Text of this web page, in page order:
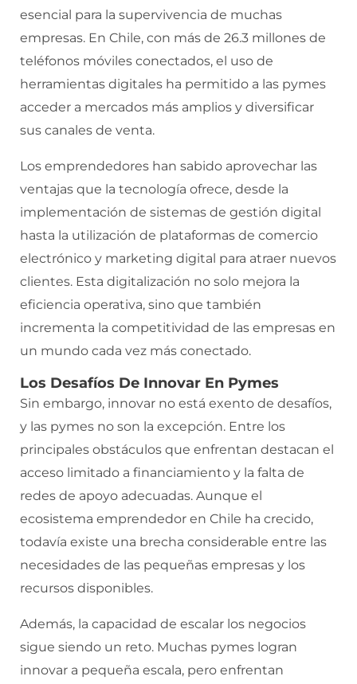
esencial para la supervivencia de muchas
empresas. En Chile, con más de 26.3 millones de
teléfonos móviles conectados, el uso de
herramientas digitales ha permitido a las pymes
acceder a mercados más amplios y diversificar
sus canales de venta.
Los emprendedores han sabido aprovechar las
ventajas que la tecnología ofrece, desde la
implementación de sistemas de gestión digital
hasta la utilización de plataformas de comercio
electrónico y marketing digital para atraer nuevos
clientes. Esta digitalización no solo mejora la
eficiencia operativa, sino que también
incrementa la competitividad de las empresas en
un mundo cada vez más conectado.
Los Desafíos De Innovar En Pymes
Sin embargo, innovar no está exento de desafíos,
y las pymes no son la excepción. Entre los
principales obstáculos que enfrentan destacan el
acceso limitado a financiamiento y la falta de
redes de apoyo adecuadas. Aunque el
ecosistema emprendedor en Chile ha crecido,
todavía existe una brecha considerable entre las
necesidades de las pequeñas empresas y los
recursos disponibles.
Además, la capacidad de escalar los negocios
sigue siendo un reto. Muchas pymes logran
innovar a pequeña escala, pero enfrentan